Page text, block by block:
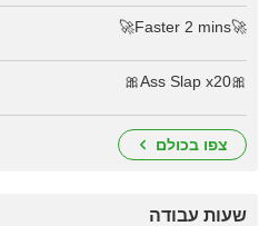
🚀Faster 2 mins🚀
🎀Ass Slap x20🎀
צפו בכולם
שעות עבודה